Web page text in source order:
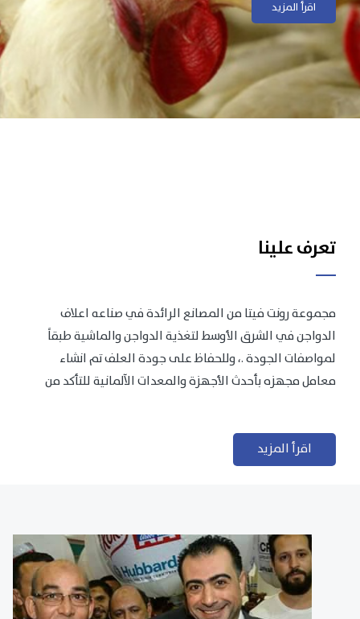
اقرأ المزيد
اقرأ المزيد
تعرف علينا
مجموعة رونت فيتا من المصانع الرائدة في صناعه اعلاف
الدواجن في الشرق الأوسط لتغذية الدواجن والماشية طبقاً
لمواصفات الجودة .، وللحفاظ على جودة العلف تم انشاء
معامل مجهزه بأحدث الأجهزة والمعدات الآلمانية للتأكد من
اقرأ المزيد